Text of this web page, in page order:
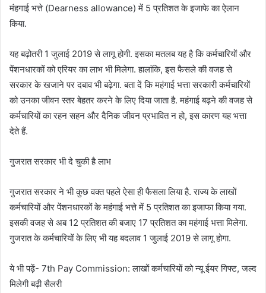
मंहगाई भत्ते (Dearness allowance) में 5 प्रतिशत के इजाफे का ऐलान
किया.
यह बढ़ोतरी 1 जुलाई 2019 से लागू होगी. इसका मतलब यह है कि कर्मचारियों और
पेंशनधारकों को एरियर का लाभ भी मिलेगा. हालांकि, इस फैसले की वजह से
सरकार के खजाने पर दबाव भी बढ़ेगा. बता दें कि महंगाई भत्ता सरकारी कर्मचारियों
को उनका जीवन स्तर बेहतर करने के लिए दिया जाता है. महंगाई बढ़ने की वजह से
कर्मचारियों का रहन सहन और दैनिक जीवन प्रभावित न हो, इस कारण यह भत्ता
देते हैं.
गुजरात सरकार भी दे चुकी है लाभ
गुजरात सरकार ने भी कुछ वक्त पहले ऐसा ही फैसला लिया है. राज्य के लाखों
कर्मचारियों और पेंशनधारकों के महंगाई भत्ते में 5 प्रतिशत का इजाफा किया गया.
इसकी वजह से अब 12 प्रतिशत की बजाए 17 प्रतिशत का महंगाई भत्ता मिलेगा.
गुजरात के कर्मचारियों के लिए भी यह बदलाव 1 जुलाई 2019 से लागू होगा.
ये भी पढ़ें- 7th Pay Commission: लाखों कर्मचारियों को न्यू ईयर गिफ्ट, जल्द
मिलेगी बढ़ी सैलरी